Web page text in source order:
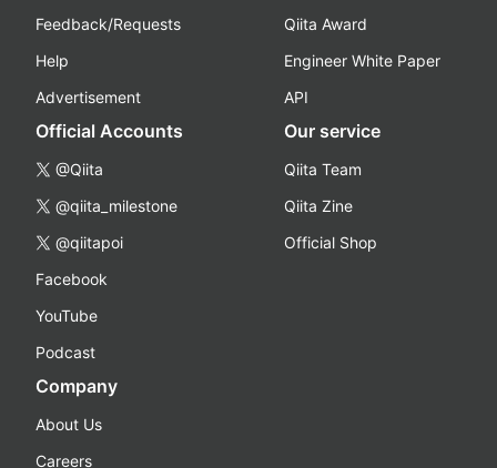
Feedback/Requests
Help
Advertisement
Qiita Award
Engineer White Paper
API
Official Accounts
@Qiita
@qiita_milestone
@qiitapoi
Facebook
YouTube
Podcast
Our service
Qiita Team
Qiita Zine
Official Shop
Company
About Us
Careers